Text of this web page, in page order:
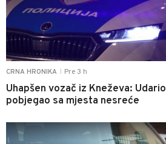
CRNA HRONIKA Pre 3 h
Uhapšen vozač iz Kneževa:
pobjegao sa mjesta nesreće